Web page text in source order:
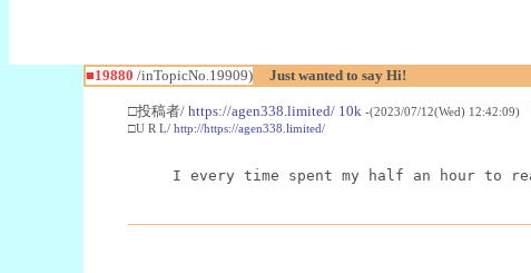
■19880 /inTopicNo.19909) Just wanted to say Hi!
□投稿者/ https://agen338.limited/ 10k -(2023/07/12(Wed)
□U R L/ http://https://agen338.limited/
I every time spent my half an hour to